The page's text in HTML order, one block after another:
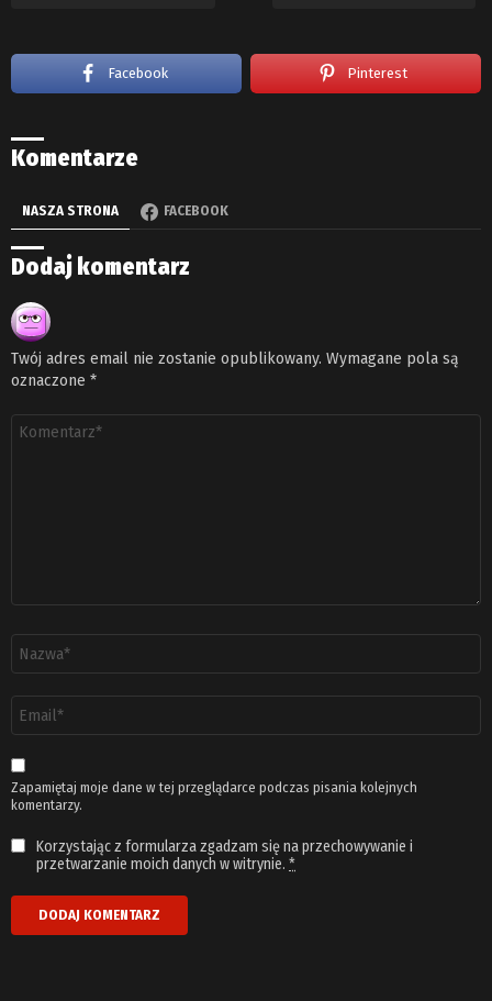
Facebook Pinterest
Komentarze
NASZA STRONA FACEBOOK
Dodaj komentarz
Twój adres email nie zostanie opublikowany. Wymagane pola są
oznaczone *
Komentarz
email
*
Zapamiętaj moje dane w tej przeglądarce podczas pisania kolejnych
komentarzy.
Korzystając z formularza zgadzam się na przechowywanie i
przetwarzanie moich danych w witrynie. *